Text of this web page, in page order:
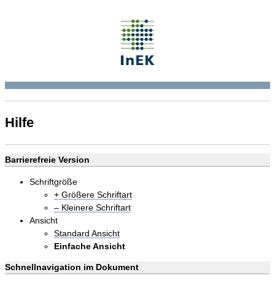
Hilfe
Barrierefreie Version
Schriftgröße
+ Größere Schriftart
– Kleinere Schriftart
Ansicht
Standard Ansicht
Einfache Ansicht
Schnellnavigation im Dokument